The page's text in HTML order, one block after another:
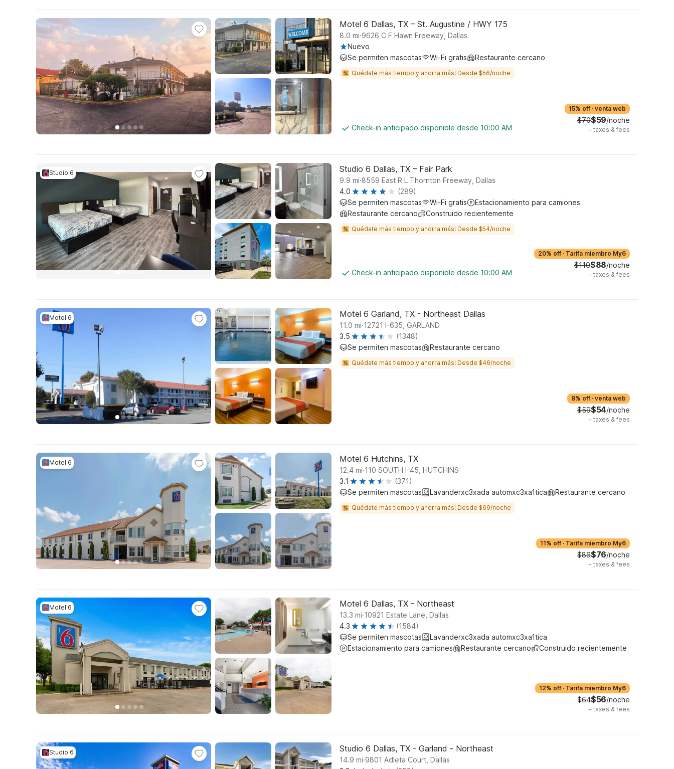
Motel 6 Dallas, TX – St. Augustine / HWY 175
8.0 mi.9626 C F Hawn Freeway, Dallas
Nuevo
Se permiten mascotas
Wi-Fi gratis Restaurante cercano
Quédate más tiempo y ahorra más! Desde $56/noche
Check-in anticipado disponible desde 10:00 AM
15% off · venta web
$70$59/noche
+ taxes & fees
Studio 6 Studio 6 Dallas, TX – Fair Park
9.9 mi.8559 East R L Thornton Freeway, Dallas
4.0
(289)
Se permiten mascotas
Wi-Fi gratis
Estacionamiento para camiones
Restaurante cercano
Construido recientemente
Quédate más tiempo y ahorra más! Desde $54/noche
Check-in anticipado disponible desde 10:00 AM
20% off · Tarifa miembro My6
$110$88/noche
+ taxes & fees
Motel 6 Motel 6 Garland, TX - Northeast Dallas
11.0 mi.12721 I-635, GARLAND
3.5
(1348)
Se permiten mascotas
Restaurante cercano
Quédate más tiempo y ahorra más! Desde $46/noche
8% off · venta web
$59$54/noche
+ taxes & fees
Motel 6 Motel 6 Hutchins, TX
12.4 mi.110 SOUTH I-45, HUTCHINS
3.1
(371)
Se permiten mascotas
Lavanderxc3xada automxc3xa1tica Restaurante cercano
Quédate más tiempo y ahorra más! Desde $69/noche
11% off · Tarifa miembro My6
$86$76/noche
+ taxes & fees
Motel 6 Motel 6 Dallas, TX - Northeast
13.3 mi.10921 Estate Lane, Dallas
4.3
(1584)
Se permiten mascotas
Lavanderxc3xada automxc3xa1tica
Estacionamiento para camiones
Restaurante cercano Construido recientemente
12% off · Tarifa miembro My6
$64$56/noche
+ taxes & fees
Studio 6 Studio 6 Dallas, TX - Garland - Northeast
14.9 mi.9801 Adleta Court, Dallas